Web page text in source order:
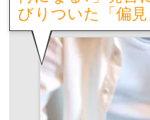
びりついた「偏